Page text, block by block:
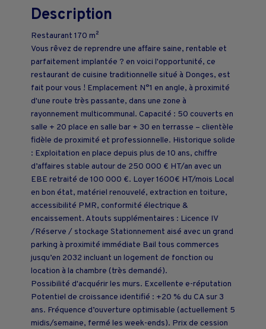
Description
Restaurant 170 m²
Vous rêvez de reprendre une affaire saine, rentable et
parfaitement implantée ? en voici l'opportunité, ce
restaurant de cuisine traditionnelle situé à Donges, est
fait pour vous ! Emplacement N°1 en angle, à proximité
d'une route très passante, dans une zone à
rayonnement multicommunal. Capacité : 50 couverts en
salle + 20 place en salle bar + 30 en terrasse – clientèle
fidèle de proximité et professionnelle. Historique solide
: Exploitation en place depuis plus de 10 ans, chiffre
d’affaires stable autour de 250 000 € HT/an avec un
EBE retraité de 100 000 €. Loyer 1600€ HT/mois Local
en bon état, matériel renouvelé, extraction en toiture,
accessibilité PMR, conformité électrique &
encaissement. Atouts supplémentaires : Licence IV
/Réserve / stockage Stationnement aisé avec un grand
parking à proximité immédiate Bail tous commerces
jusqu’en 2032 incluant un logement de fonction ou
location à la chambre (très demandé).
Possibilité d'acquérir les murs. Excellente e-réputation
Potentiel de croissance identifié : +20 % du CA sur 3
ans. Fréquence d’ouverture optimisable (actuellement 5
midis/semaine, fermé les week-ends). Prix de cession